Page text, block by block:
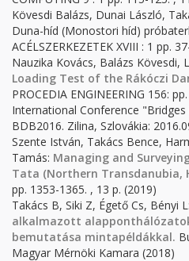
Kövesdi Balázs, Dunai László,
Duna-híd (Monostori híd)
ACÉLSZERKEZETEK XVIII : 1 pp.
Nauzika Kovács, Balázs Kövesdi,
Loading Test of the Rákóczi
PROCEDIA ENGINEERING 156:
International Conference
BDB2016. Zilina, Szlovákia:
Szente István, Takács Bence,
Tamás: Managing and
Tata (Northern Transdanubia,
pp. 1353-1365. , 13 p. (2019)
Takács B, Siki Z, Égető Cs, Bényi L:
alkalmazott
bemutatása mintapéldákkal.
Magyar Mérnöki Kamara (2018)